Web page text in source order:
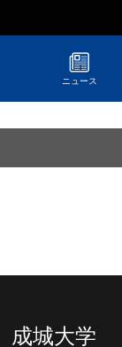
ニュース
成城大学